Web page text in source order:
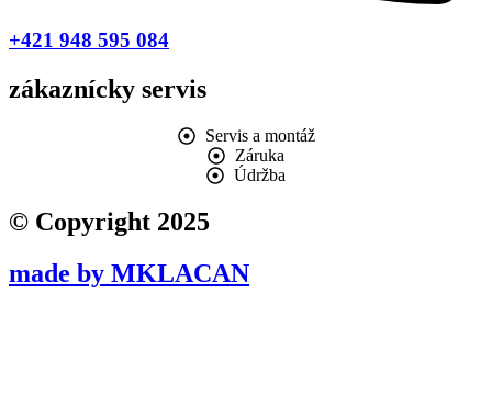
+421 948 595 084
zákaznícky servis
Servis a montáž
Záruka
Údržba
© Copyright 2025
made by MKLACAN